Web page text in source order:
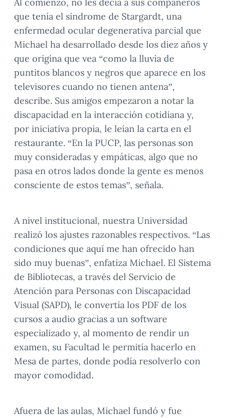
que tenía el síndrome de Stargardt, una
enfermedad ocular degenerativa parcial que
Michael ha desarrollado desde los diez años y
que origina que vea “como la lluvia de
puntitos blancos y negros que aparece en los
televisores cuando no tienen antena”,
describe. Sus amigos empezaron a notar la
discapacidad en la interacción cotidiana y,
por iniciativa propia, le leían la carta en el
restaurante. “En la PUCP, las personas son
muy consideradas y empáticas, algo que no
pasa en otros lados donde la gente es menos
consciente de estos temas”, señala.
A nivel institucional, nuestra Universidad
realizó los ajustes razonables respectivos. “Las
condiciones que aquí me han ofrecido han
sido muy buenas”, enfatiza Michael. El Sistema
de Bibliotecas, a través del Servicio de
Atención para Personas con Discapacidad
Visual (SAPD), le convertía los PDF de los
cursos a audio gracias a un software
especializado y, al momento de rendir un
examen, su Facultad le permitía hacerlo en
Mesa de partes, donde podía resolverlo con
mayor comodidad.
Afuera de las aulas, Michael fundó y fue